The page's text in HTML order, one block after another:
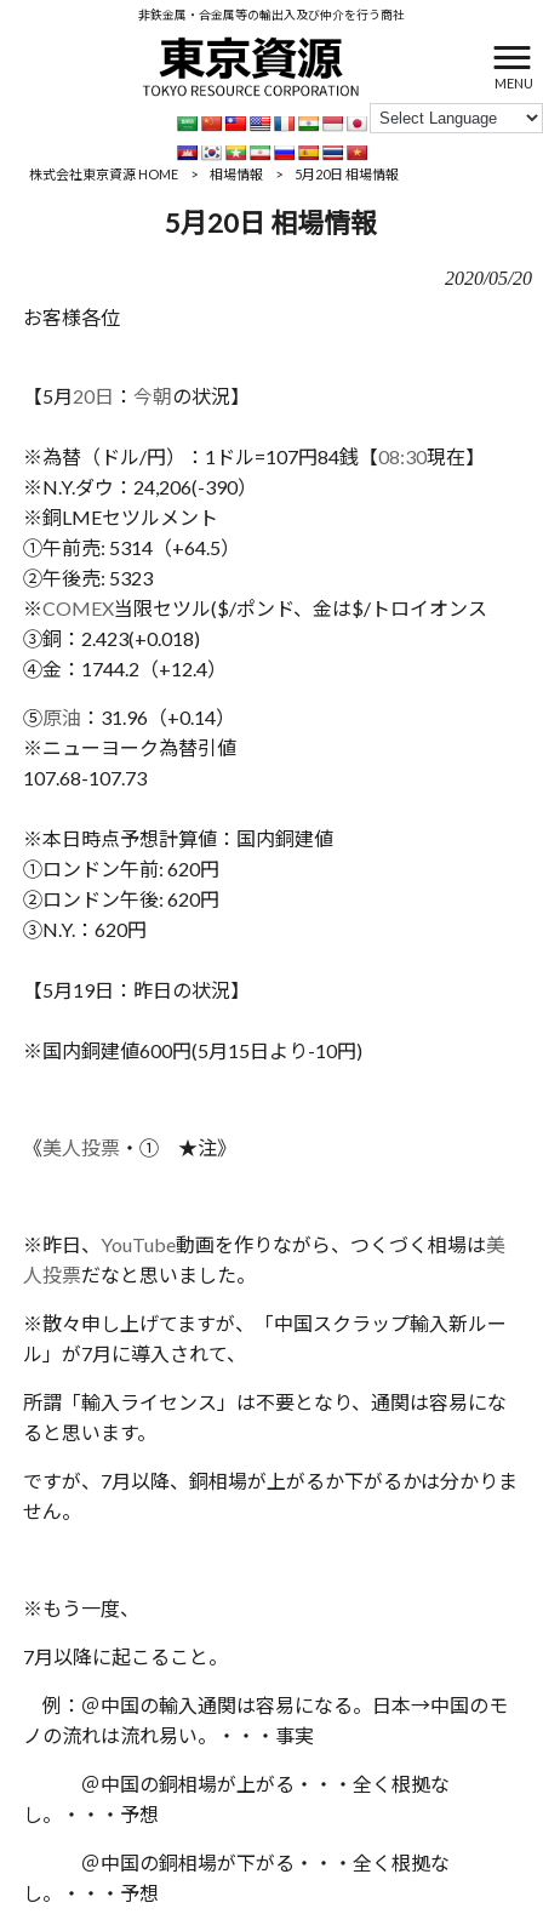
非鉄金属・合金属等の輸出入及び仲介を行う商社
MENU
株式会社東京資源 HOME > 相場情報 > 5月20日 相場情報
5月20日 相場情報
2020/05/20
お客様各位
【5月20日 ：‪ 今朝の状況】
※為替（ドル/円）：1ドル=107円84銭【‪08:30現在】
※N.Y.ダウ：24,206(-390）
※銅LMEセツルメント
①午前売: 5314（+64.5）
②午後売: 5323
※COMEX当限セツル($/ポンド、金は$/トロイオンス
③銅：2.423(+0.018)
④金：1744.2（+12.4）
⑤原油 ：31.96（+0.14）
※ニューヨーク為替引値
107.68-107.73
※本日時点予想計算値：国内銅建値
①ロンドン午前: 620円
②ロンドン午後: 620円
③N.Y.：620円
【5月19日：昨日の状況】
※国内銅建値600円(5月15日より-10円)
《美人投票・① ★注》
※昨日、 YouTube動画を作りながら、つくづく相場は美
人投票だなと思いました。
※散々申し上げてますが、「中国スクラップ輸入新ルー
ル」が7月に導入されて、
所謂「輸入ライセンス」は不要となり、通関は容易にな
ると思います。
ですが、7月以降、銅相場が上がるか下がるかは分かりま
せん。
※もう一度、
7月以降に起こること。
例：＠中国の輸入通関は容易になる。日本→中国のモ
ノの流れは流れ易い。・・・事実
＠中国の銅相場が上がる・・・全く根拠な
し。・・・予想
＠中国の銅相場が下がる・・・全く根拠な
し。・・・予想